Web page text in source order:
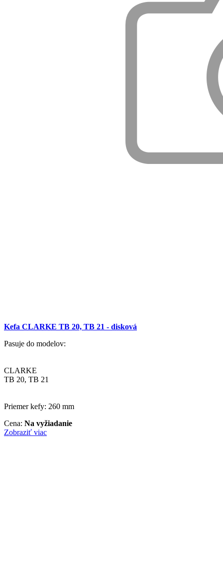
Kefa CLARKE TB 20, TB 21 - disková
Pasuje do modelov:
CLARKE
TB 20, TB 21
Priemer kefy: 260 mm
Cena: Na vyžiadanie
Zobraziť viac